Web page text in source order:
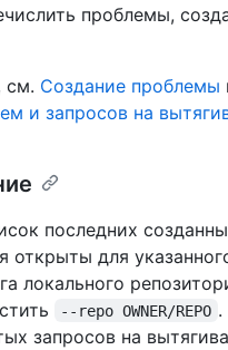
проблемы,
см. Создание проблемы
и запросов на
последних
для
локального
--repo OWNER/REPO .
запросов на